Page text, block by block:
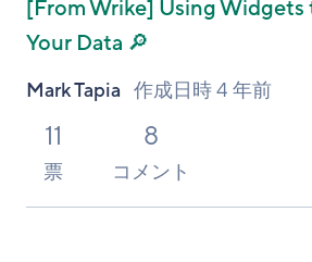
[From Wrike] Using
Your Data 🔎
Mark Tapia 作成日時4 年前
11
票
8
コメント